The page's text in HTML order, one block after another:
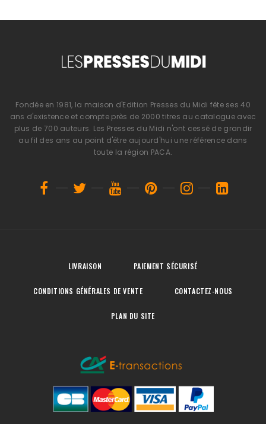
Fondée en 1981, la maison d'Edition Presses du Midi fête ses 40
ans d'existence et compte près de 2000 titres au catalogue avec
plus de 700 auteurs. Les Presses du Midi n'ont cessé de grandir
au fil des ans au point d'être aujourd'hui une référence dans
toute la région PACA.
LIVRAISON PAIEMENT SÉCURISÉ
CONDITIONS GÉNÉRALES DE VENTE CONTACTEZ-NOUS
PLAN DU SITE